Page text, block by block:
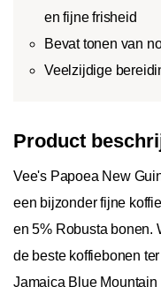
en fijne frisheid
Bevat tonen van
Veelzijdige
Product
Vee's Papoea New
een bijzonder fijne
en 5% Robusta bonen.
de beste koffiebonen
Jamaica Blue